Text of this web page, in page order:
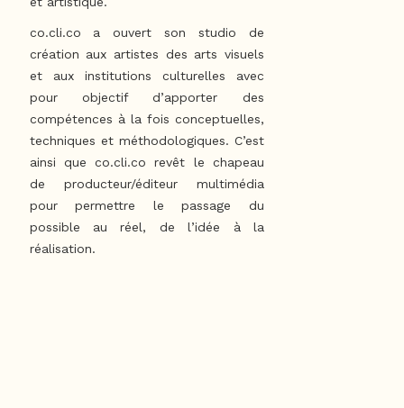
co.cli.co a ouvert son studio de
création aux artistes des arts visuels
et aux institutions culturelles avec
pour objectif d’apporter des
compétences à la fois conceptuelles,
techniques et méthodologiques. C’est
ainsi que co.cli.co revêt le chapeau
de producteur/éditeur multimédia
pour permettre le passage du
possible au réel, de l’idée à la
réalisation.